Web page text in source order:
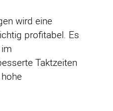
wird eine
profitabel. Es
Taktzeiten